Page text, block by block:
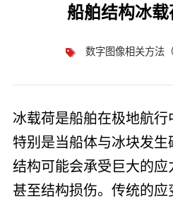
船舶结构冰
数字图像相关方法（
冰载荷是船舶在极地航行
特别是当船体与冰块发生
结构可能会承受巨大的
甚至结构损伤。传统的